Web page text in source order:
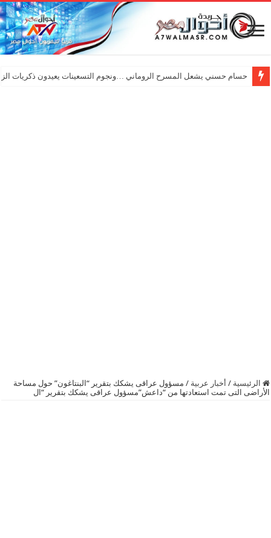
حسام حسني يشعل المسرح الروماني …ونجوم التسعينات يعيدون ذكريات
الرئيسية / أخبار عربية / مسؤول عراقى يشكك بتقرير “‫‏البنتاغون‬” حول مساحة
الأراضى التى تمت استعادتها من “‏داعش‬”مسؤول عراقى يشكك بتقرير “‫‏ال